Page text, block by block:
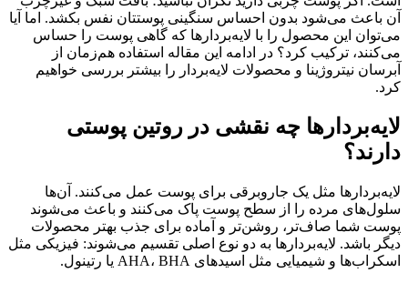
آن باعث می‌شود بدون احساس سنگینی پوستتان نفس بکشد. اما آیا
می‌توان این محصول را با لایه‌بردارها که گاهی پوست را حساس
می‌کنند، ترکیب کرد؟ در ادامه این مقاله استفاده هم‌زمان از
آبرسان نیتروژینا و محصولات لایه‌بردار را بیشتر بررسی خواهیم
کرد.
لایه‌بردارها چه نقشی در روتین پوستی
دارند؟
لایه‌بردارها مثل یک جاروبرقی برای پوست عمل می‌کنند. آن‌ها
سلول‌های مرده را از سطح پوست پاک می‌کنند و باعث می‌شوند
پوست شما صاف‌تر، روشن‌تر و آماده برای جذب بهتر محصولات
دیگر باشد. لایه‌بردارها به دو نوع اصلی تقسیم می‌شوند: فیزیکی مثل
اسکراب‌ها و شیمیایی مثل اسیدهای AHA، BHA یا رتینول.